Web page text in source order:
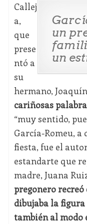
un
un
Callej
a,
que
prese
ntó a
su
hermano,
cariñosas
“muy sentido,
García-Romeu, a
fiesta, fue el
estandarte que
madre, Juana
pregonero
dibujaba la
también al modo